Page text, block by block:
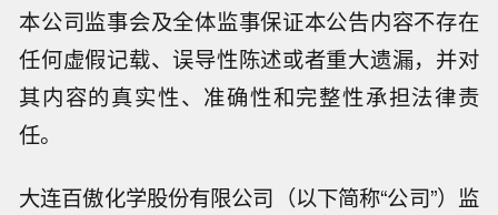
本公司监事会及全体监事保证本公告内容不存在
任何虚假记载、误导性陈述或者重大遗漏，并对
其内容的真实性、准确性和完整性承担法律责
任。
大连百傲化学股份有限公司（以下简称“公司”）监